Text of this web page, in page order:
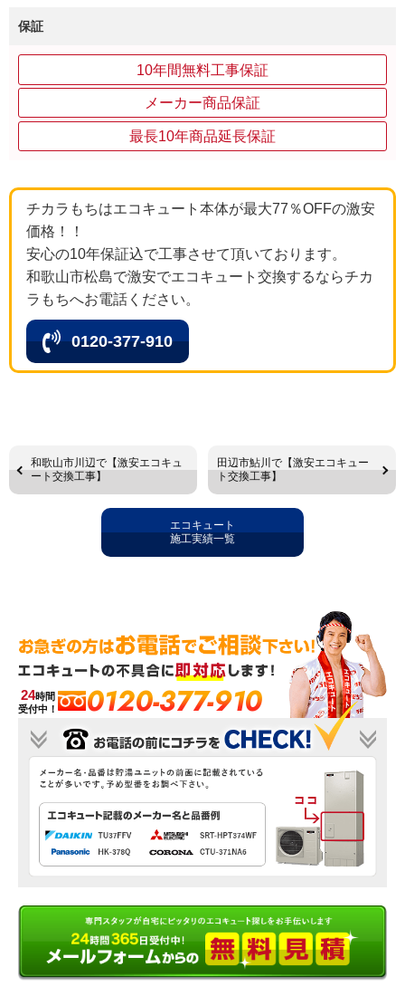
保証
10年間無料工事保証
メーカー商品保証
最長10年商品延長保証
チカラもちはエコキュート本体が最大77％OFFの激安
価格！！
安心の10年保証込で工事させて頂いております。
和歌山市松島で激安でエコキュート交換するならチカ
ラもちへお電話ください。
0120-377-910
和歌山市川辺で【激安エコキュ
ート交換工事】
田辺市鮎川で【激安エコキュー
ト交換工事】
エコキュート
施工実績一覧
24時間
受付中！
0120-377-910